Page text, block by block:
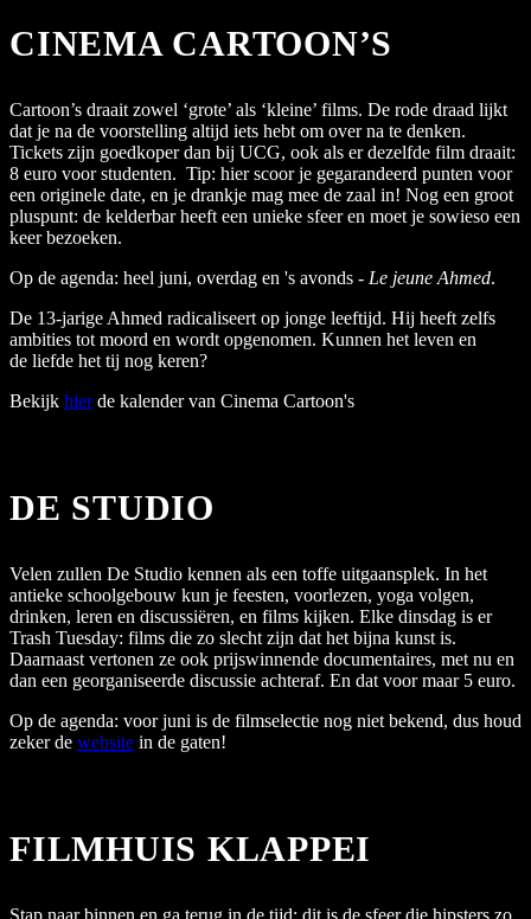
CINEMA CARTOON’S
Cartoon’s draait zowel ‘grote’ als ‘kleine’ films. De rode draad lijkt
dat je na de voorstelling altijd iets hebt om over na te denken.
Tickets zijn goedkoper dan bij UCG, ook als er dezelfde film draait:
8 euro voor studenten. Tip: hier scoor je gegarandeerd punten voor
een originele date, en je drankje mag mee de zaal in! Nog een groot
pluspunt: de kelderbar heeft een unieke sfeer en moet je sowieso een
keer bezoeken.
Op de agenda: heel juni, overdag en 's avonds - Le jeune Ahmed.
De 13-jarige Ahmed radicaliseert op jonge leeftijd. Hij heeft zelfs
ambities tot moord en wordt opgenomen. Kunnen het leven en
de liefde het tij nog keren?
Bekijk hierde kalender van Cinema Cartoon's
DE STUDIO
Velen zullen De Studio kennen als een toffe uitgaansplek. In het
antieke schoolgebouw kun je feesten, voorlezen, yoga volgen,
drinken, leren en discussiëren, en films kijken. Elke dinsdag is er
Trash Tuesday: films die zo slecht zijn dat het bijna kunst is.
Daarnaast vertonen ze ook prijswinnende documentaires, met nu en
dan een georganiseerde discussie achteraf. En dat voor maar 5 euro.
Op de agenda: voor juni is de filmselectie nog niet bekend, dus houd
zeker de website in de gaten!
FILMHUIS KLAPPEI